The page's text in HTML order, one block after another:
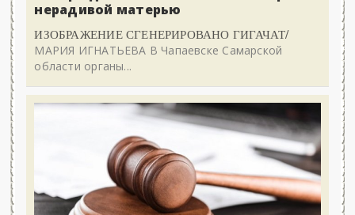
нерадивой матерью
ИЗОБРАЖЕНИЕ СГЕНЕРИРОВАНО ГИГАЧАТ/
МАРИЯ ИГНАТЬЕВА В Чапаевске Самарской
области органы...